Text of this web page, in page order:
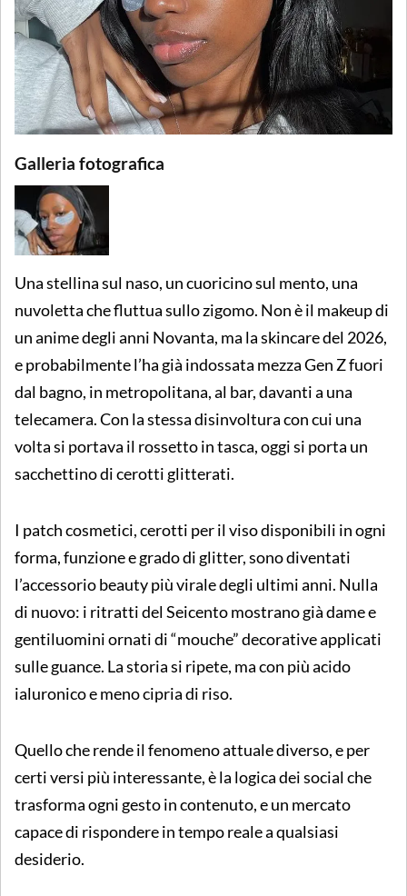
Galleria fotografica
Una stellina sul naso, un cuoricino sul mento, una
nuvoletta che fluttua sullo zigomo. Non è il makeup di
un anime degli anni Novanta, ma la skincare del 2026,
e probabilmente l’ha già indossata mezza Gen Z fuori
dal bagno, in metropolitana, al bar, davanti a una
telecamera. Con la stessa disinvoltura con cui una
volta si portava il rossetto in tasca, oggi si porta un
sacchettino di cerotti glitterati.
I patch cosmetici, cerotti per il viso disponibili in ogni
forma, funzione e grado di glitter, sono diventati
l’accessorio beauty più virale degli ultimi anni. Nulla
di nuovo: i ritratti del Seicento mostrano già dame e
gentiluomini ornati di “mouche” decorative applicati
sulle guance. La storia si ripete, ma con più acido
ialuronico e meno cipria di riso.
Quello che rende il fenomeno attuale diverso, e per
certi versi più interessante, è la logica dei social che
trasforma ogni gesto in contenuto, e un mercato
capace di rispondere in tempo reale a qualsiasi
desiderio.